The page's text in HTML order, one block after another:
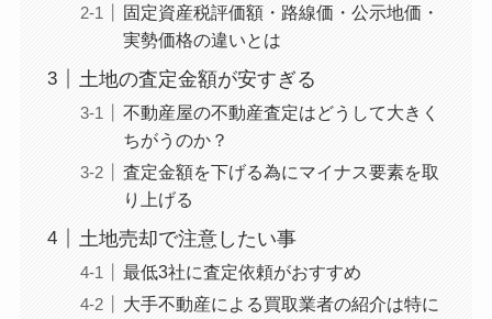
固定資産税評価額・路線価・公示地価・
実勢価格の違いとは
土地の査定金額が安すぎる
不動産屋の不動産査定はどうして大きく
ちがうのか？
査定金額を下げる為にマイナス要素を取
り上げる
土地売却で注意したい事
最低3社に査定依頼がおすすめ
大手不動産による買取業者の紹介は特に